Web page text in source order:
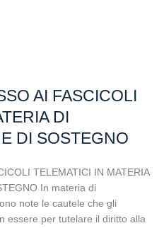
AI FASCICOLI
DI
DI SOSTEGNO
TELEMATICI IN MATERIA
In materia di
note le cautele che gli
essere per tutelare il diritto alla